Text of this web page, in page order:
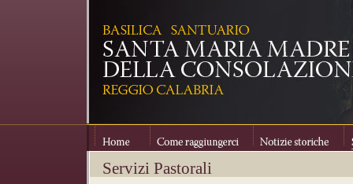
Home Come raggiungerci Notizie storiche
Servizi Pastorali